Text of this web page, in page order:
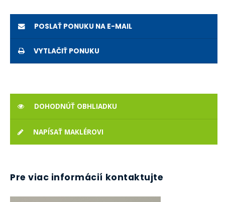
POSLAŤ PONUKU NA E-MAIL
VYTLAČIŤ PONUKU
DOHODNÚŤ OBHLIADKU
NAPÍSAŤ MAKLÉROVI
Pre viac informácií kontaktujte